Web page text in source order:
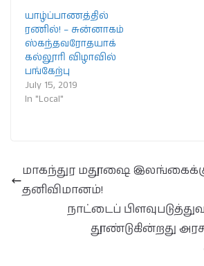
யாழ்ப்பாணத்தில்
ரணில்! – சுன்னாகம்
ஸ்கந்தவரோதயாக்
கல்லூரி விழாவில்
பங்கேற்பு
July 15, 2019
In "Local"
மாகந்துர மதூஷை
தனிவிமானம்!
நாட்டைப்
தூண்டுகின்றது